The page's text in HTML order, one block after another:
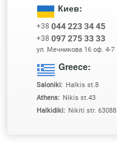
Киев:
+38 044 223 34 45
+38 097 275 33 33
ул. Мечникова 16 оф. 4-7
Greece:
Saloniki: Halkis st.8
Athens: Nikis st.43
Halkidiki: Nikiti str. 63088